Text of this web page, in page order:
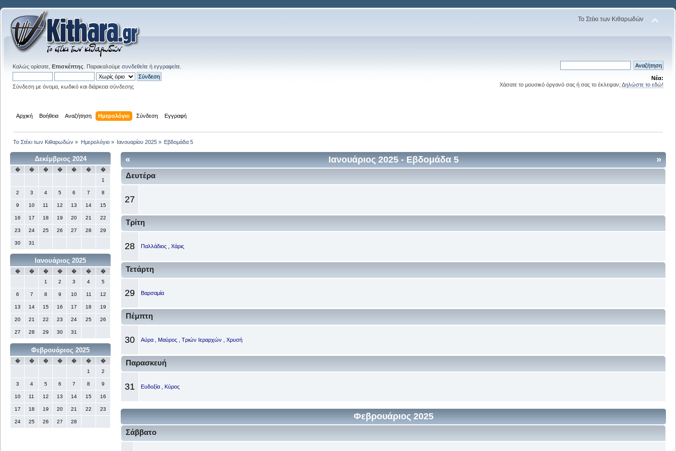
Το Στέκι των Κιθαρωδών
Καλώς ορίσατε, Επισκέπτης . Παρακαλούμε συνδεθείτε ή εγγραφείτε
Σύνδεση με όνομα, κωδικό και διάρκεια σύνδεσης
Νέα:
Χάσατε το μουσικό όργανό σας ή σας το έκλεψαν; Δηλώστε το εδώ!
Αρχική Βοήθεια Αναζήτηση Ημερολόγιο Σύνδεση Εγγραφή
Το Στέκι των Κιθαρωδών » Ημερολόγιο» Ιανουαρίου 2025» Εβδομάδα 5
Δεκέμβριος 2024
� � � � � �
�
1
2 3 4 5 6 7 8
9 10 11 12 13 14 15
16 17 18 19 20 21 22
23 24 25 26 27 28 29
30 31
Ιανουάριος 2025
� � � � � �
�
1
2 3 4 5
6 7 8 9 10 11 12
13 14 15 16 17 18 19
20 21 22 23 24 25 26
27 28 29 30 31
Φεβρουάριος 2025
� � � � � �
�
1
2
3 4 5 6 7 8 9
10 11 12 13 14 15 16
17 18 19 20 21 22 23
24 25 26 27 28
« »
Ιανουάριος 2025- Εβδομάδα 5
Δευτέρα
27
Τρίτη
28 Παλλάδιος , Χάρις
Τετάρτη
29 Βαρσαμία
Πέμπτη
30 Αύρα , Μαύρος , Τριών Ιεραρχών , Χρυσή
Παρασκευή
31 Ευδοξία , Κύρος
Φεβρουάριος 2025
Σάββατο